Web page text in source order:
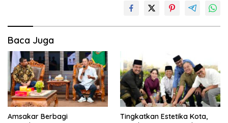
Baca Juga
Amsakar Berbagi
Tingkatkan Estetika Kota,